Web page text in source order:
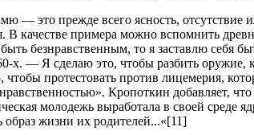
— это прежде всего ясность,
В качестве примера можно вспомнить
безнравственным, то я заставлю себя
х. — Я сделаю это, чтобы разбить оружие,
чтобы протестовать против лицемерия,
Кропоткин добавляет,
молодежь выработала в своей среде
образ жизни их родителей...«[11]